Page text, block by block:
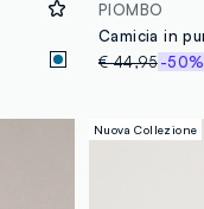
PIOMBO
€ 44,95-50%
Nuova Collezione